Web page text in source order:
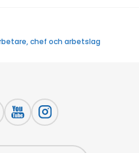
chef och arbetslag